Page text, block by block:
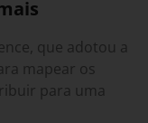
que adotou a
mapear os
para uma